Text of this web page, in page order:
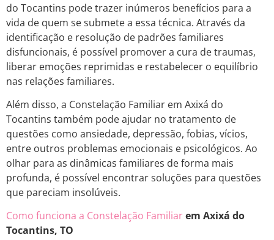
do Tocantins pode trazer inúmeros benefícios para a
vida de quem se submete a essa técnica. Através da
identificação e resolução de padrões familiares
disfuncionais, é possível promover a cura de traumas,
liberar emoções reprimidas e restabelecer o equilíbrio
nas relações familiares.
Além disso, a Constelação Familiar em Axixá do
Tocantins também pode ajudar no tratamento de
questões como ansiedade, depressão, fobias, vícios,
entre outros problemas emocionais e psicológicos. Ao
olhar para as dinâmicas familiares de forma mais
profunda, é possível encontrar soluções para questões
que pareciam insolúveis.
Como funciona a Constelação Familiarem Axixá do
Tocantins, TO